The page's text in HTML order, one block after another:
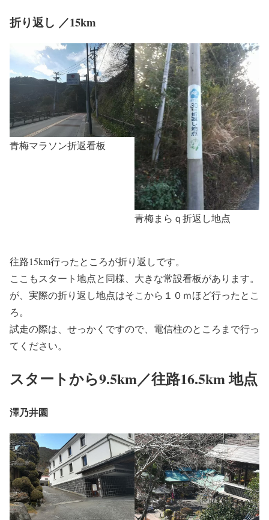
折り返し ／15km
青梅マラソン折返看板
青梅まらｑ折返し地点
往路15km行ったところが折り返しです。
ここもスタート地点と同様、大きな常設看板があります。
が、 実際の折り返し地点はそこから１０ｍほど行ったとこ
ろ。
試走の際は、せっかくですので、電信柱のところまで行っ
てください。
スタートから9.5km／往路16.5km 地点
澤乃井園